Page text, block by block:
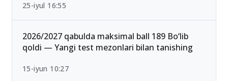
25-iyul 16:55
2026/2027 qabulda maksimal ball 189 Bo‘lib
qoldi — Yangi test mezonlari bilan tanishing
15-iyun 10:27